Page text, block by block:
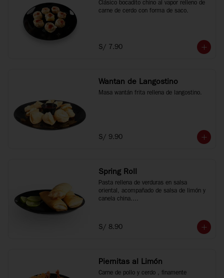
Clásico bocadito chino al vapor relleno de
carne de cerdo con forma de saco.
S/ 7.90
Wantan de Langostino
Masa wantán frita rellena de langostino.
S/ 9.90
Spring Roll
Pasta rellena de verduras en salsa
oriental, acompañado de salsa de limón y
canela china.
S/ 8.90
Piernitas al Limón
Carne de pollo y cerdo , finamente